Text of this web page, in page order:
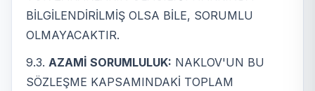
BİLGİLENDİRİLMİŞ OLSA BİLE, SORUMLU
OLMAYACAKTIR.
9.3. AZAMİ SORUMLULUK: NAKLOV'UN BU
SÖZLEŞME KAPSAMINDAKİ TOPLAM